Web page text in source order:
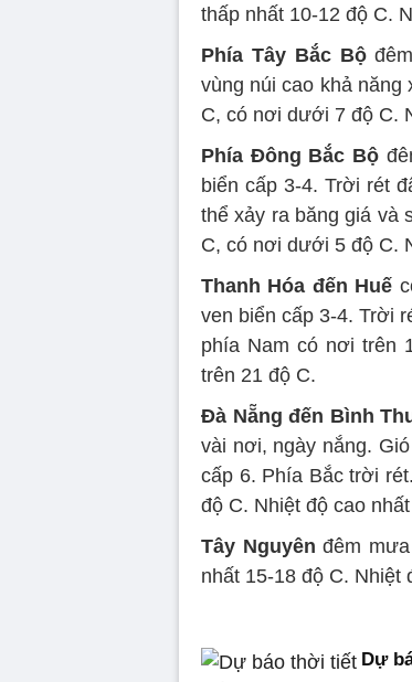
thấp nhất 10-12 độ C.
Phía Tây Bắc Bộ
vùng núi cao khả năng
C, có nơi dưới 7 độ C.
Phía Đông Bắc Bộ
biển cấp 3-4. Trời rét
thể xảy ra băng giá và
C, có nơi dưới 5 độ C.
Thanh Hóa đến Huế
ven biển cấp 3-4. Trời
phía Nam có nơi trên
trên 21 độ C.
Đà Nẵng đến Bình
vài nơi, ngày nắng.
cấp 6. Phía Bắc trời
độ C. Nhiệt độ cao
Tây Nguyên đêm
nhất 15-18 độ C. Nhiệt
Dự